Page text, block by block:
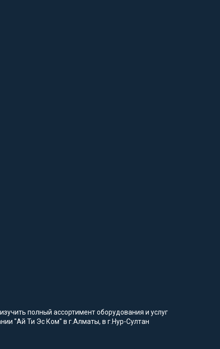
полный ассортимент оборудования и услуг
"Ай Ти Эс Ком" в г.Алматы, в г.Нур-Султан